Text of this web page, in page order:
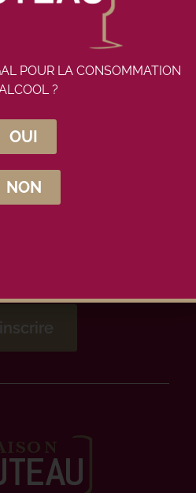
Pouteau
POUR LA CONSOMMATION
?
OUI
NON